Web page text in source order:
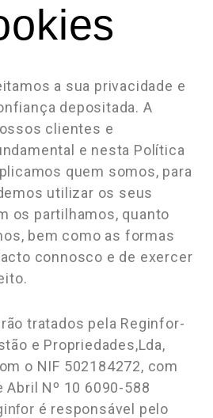
a sua privacidade e
depositada. A
clientes e
e nesta Política
quem somos, para
utilizar os seus
os partilhamos, quanto
bem como as formas
connosco e de exercer
tratados pela Reginfor-
e Propriedades,Lda,
o NIF 502184272, com
Abril Nº 10 6090-588
é responsável pelo